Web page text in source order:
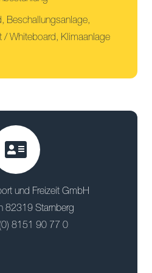
Beschallungsanlage,
/ Whiteboard, Klimaanlage
und Freizeit GmbH
82319 Starnberg
8151 90 77 0